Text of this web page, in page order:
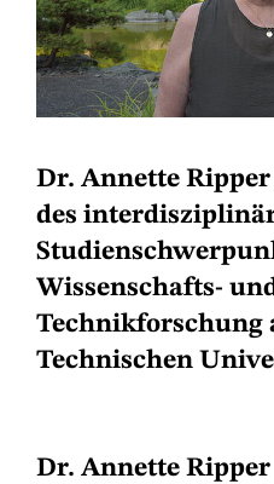
Dr. Annette
des
Wissenschafts-
Technikforschung
Technischen
Dr. Annette Ripper